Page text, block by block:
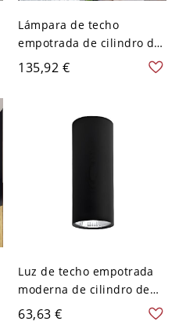
Lámpara de techo
empotrada de cilindro de
cristal negro con pantalla
transparente, estilo
135,92 €
Luz de techo empotrada
moderna de cilindro de
metal con 1 luz - Negro
110 A 120 V 30,48 cm
63,63 €